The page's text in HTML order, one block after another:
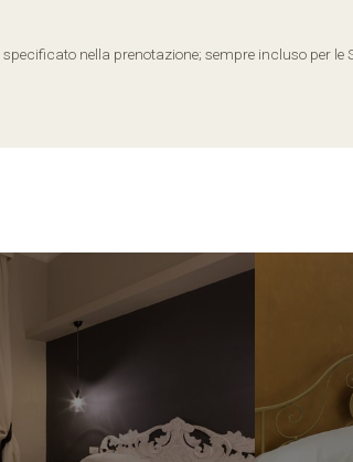
nella prenotazione; sempre incluso per le